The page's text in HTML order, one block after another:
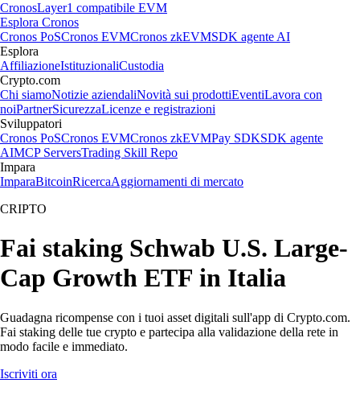
CronosLayer1 compatibile EVM
Esplora Cronos
Cronos PoSCronos EVMCronos zkEVMSDK agente AI
Esplora
AffiliazioneIstituzionaliCustodia
Crypto.com
Chi siamoNotizie aziendaliNovità sui prodottiEventiLavora con
noiPartnerSicurezzaLicenze e registrazioni
Sviluppatori
Cronos PoSCronos EVMCronos zkEVMPay SDKSDK agente
AIMCP ServersTrading Skill Repo
Impara
ImparaBitcoinRicercaAggiornamenti di mercato
CRIPTO
Fai staking Schwab U.S. Large-
Cap Growth ETF in Italia
Guadagna ricompense con i tuoi asset digitali sull'app di Crypto.com.
Fai staking delle tue crypto e partecipa alla validazione della rete in
modo facile e immediato.
Iscriviti ora